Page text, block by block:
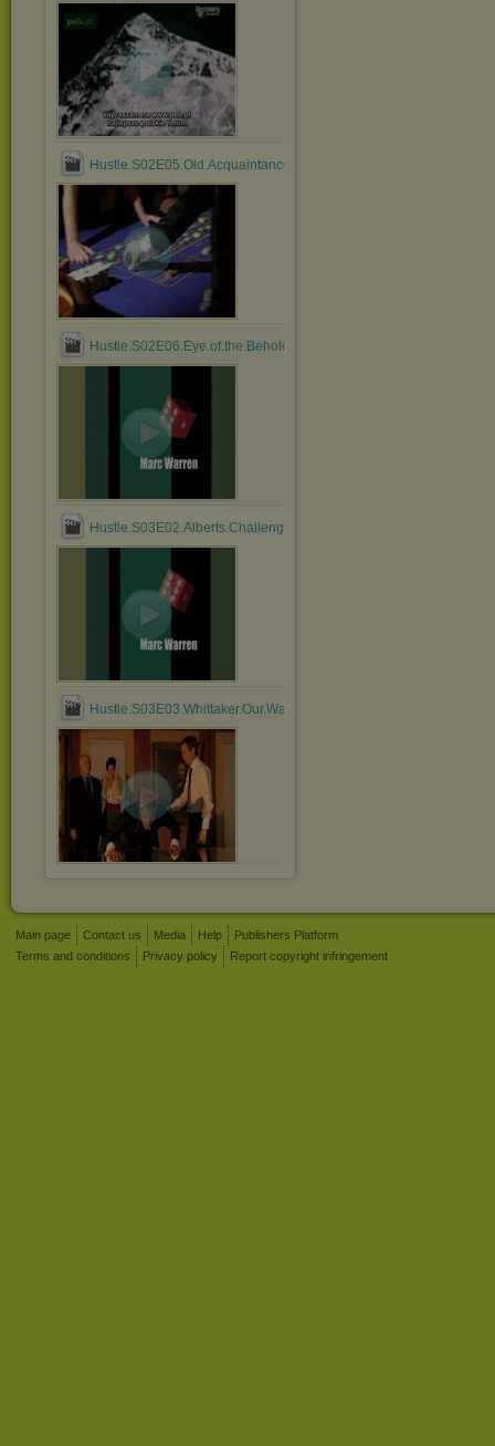
Hustle.S02E05.Old.Acquaintance.DvdRip.Medieval.avi
Hustle.S02E06.Eye.of.the.Beholder.DvdRip.Medieval.avi
Hustle.S03E02.Alberts.Challenge.avi
Hustle.S03E03.Whittaker.Our.Way.Out.avi
Main page Contact us Media Help
Publishers Platform
Terms and conditions
Privacy policy Report copyright infringement